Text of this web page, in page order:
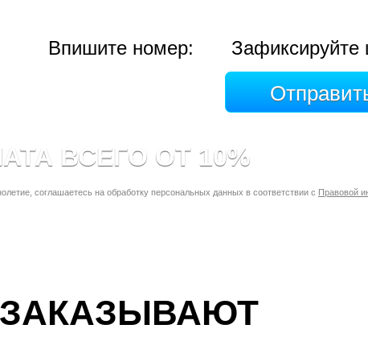
Впишите номер: Зафиксируйте
ВСЕГО ОТ 10%
соглашаетесь на обработку персональных данных в соответствии с Правовой